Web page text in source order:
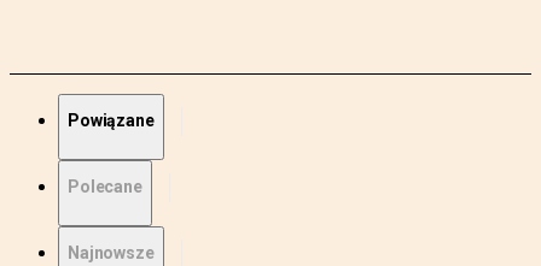
Powiązane
Polecane
Najnowsze